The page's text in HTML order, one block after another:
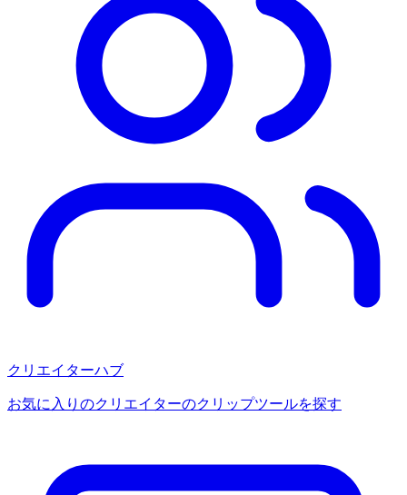
クリエイターハブ
お気に入りのクリエイターのクリップツールを探す